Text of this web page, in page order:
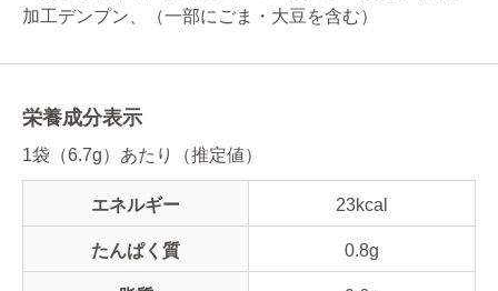
加工デンプン、（一部にごま・大豆を含む）
栄養成分表示
1袋（6.7g）あたり（推定値）
エネルギー 23kcal
たんぱく質 0.8g